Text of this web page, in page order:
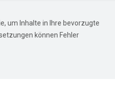
um Inhalte in Ihre bevorzugte
können Fehler